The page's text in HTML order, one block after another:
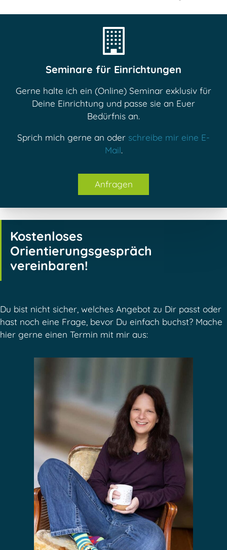
Seminare für Einrichtungen
Gerne halte ich ein (Online) Seminar exklusiv für
Deine Einrichtung und passe sie an Euer
Bedürfnis an.
Sprich mich gerne an oder schreibe mir eine E-
Mail.
Anfragen
Kostenloses
Orientierungsgespräch
vereinbaren!
Du bist nicht sicher, welches Angebot zu Dir passt oder
hast noch eine Frage, bevor Du einfach buchst? Mache
hier gerne einen Termin mit mir aus: